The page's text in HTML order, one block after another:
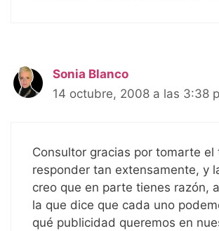
Sonia Blanco
14 octubre, 2008 a las 3:38
Consultor gracias por tomarte el
responder tan extensamente, y
creo que en parte tienes razón,
la que dice que cada uno
qué publicidad queremos en